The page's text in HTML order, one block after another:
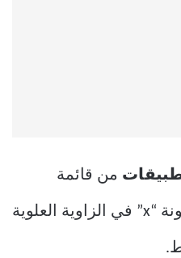
من قائمة
العمليات واضغط على أيقونة “x” في الزاوية العلوية